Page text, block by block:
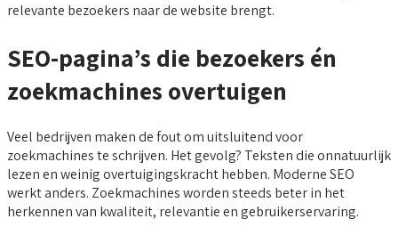
relevante bezoekers naar de website brengt.
SEO-pagina’s die bezoekers én
zoekmachines overtuigen
Veel bedrijven maken de fout om uitsluitend voor
zoekmachines te schrijven. Het gevolg? Teksten die onnatuurlijk
lezen en weinig overtuigingskracht hebben. Moderne SEO
werkt anders. Zoekmachines worden steeds beter in het
herkennen van kwaliteit, relevantie en gebruikerservaring.